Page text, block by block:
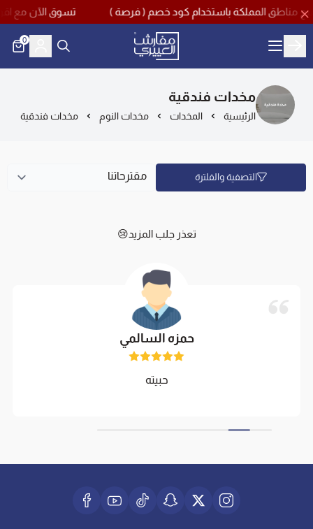
تسوق الآن مع اقوى تخفيضات منتصف
مفارش العييري
0
مخدات فندقية
الرئيسية المخدات مخدات النوم مخدات فندقية
التصفية والفلترة
تعذر جلب المزيد😢
حمزه السالمي
حبيته